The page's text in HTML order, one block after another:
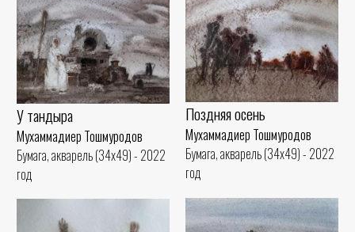
У тандыра
Мухаммадиер Тошмуродов
Бумага, акварель (34x49) - 2022
год
Поздняя осень
Мухаммадиер Тошмуродов
Бумага, акварель (34x49) - 2022
год